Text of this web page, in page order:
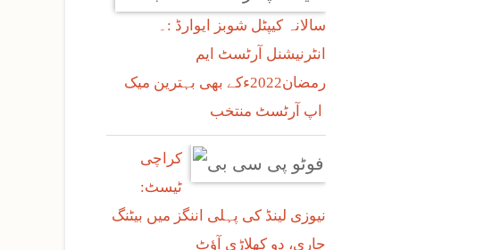
سالانہ کیپٹل شوبز ایوارڈ :۔
انٹرنیشنل آرٹسٹ ایم
رمضان2022ءکے بھی بہترین میک
کراچی
ٹیسٹ:
نیوزی لینڈ کی پہلی اننگز میں بیٹنگ
جاری، دو کھلاڑی آؤٹ